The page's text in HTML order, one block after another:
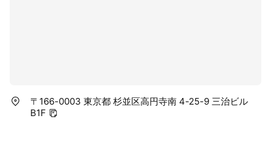
〒166-0003 東京都 杉並区高円寺南 4-25-9 三治ビル
B1F